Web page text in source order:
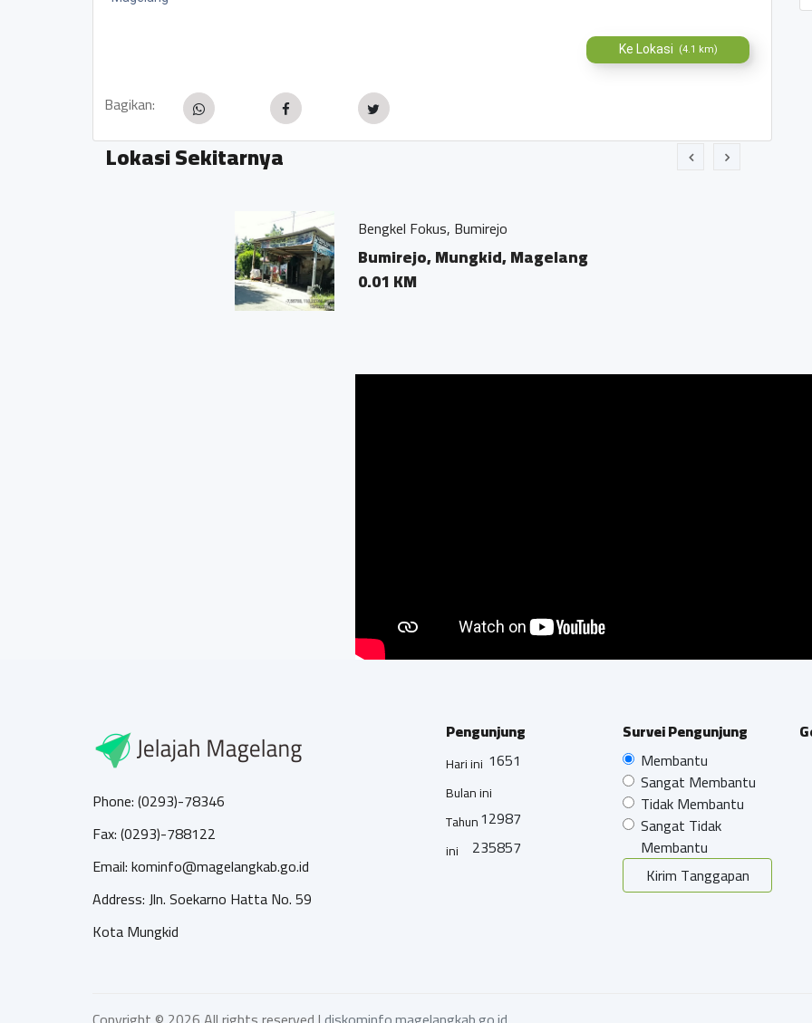
Ke Lokasi (4.1 km)
Bagikan:
Lokasi Sekitarnya
Bengkel Fokus, Bumirejo
Bumirejo, Mungkid, Magelang
0.01 KM
Phone: (0293)-78346
Fax: (0293)-788122
Email: kominfo@magelangkab.go.id
Address: Jln. Soekarno Hatta No. 59
Kota Mungkid
Pengunjung
Hari ini 1651
Bulan ini
12987
Tahun
ini
235857
Survei Pengunjung
Membantu
Sangat Membantu
Tidak Membantu
Sangat Tidak
Membantu
Kirim Tanggapan